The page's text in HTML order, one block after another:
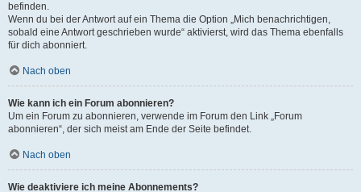
befinden.
Wenn du bei der Antwort auf ein Thema die Option „Mich benachrichtigen,
sobald eine Antwort geschrieben wurde“ aktivierst, wird das Thema ebenfalls
für dich abonniert.
Nach oben
Wie kann ich ein Forum abonnieren?
Um ein Forum zu abonnieren, verwende im Forum den Link „Forum
abonnieren“, der sich meist am Ende der Seite befindet.
Nach oben
Wie deaktiviere ich meine Abonnements?